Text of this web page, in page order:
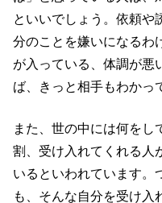
といいでしょう。依頼や
分のことを嫌いになるわ
が入っている、体調が悪
ば、きっと相手もわかっ
また、世の中には何をし
割、受け入れてくれる人
いるといわれています。
も、そんな自分を受け入